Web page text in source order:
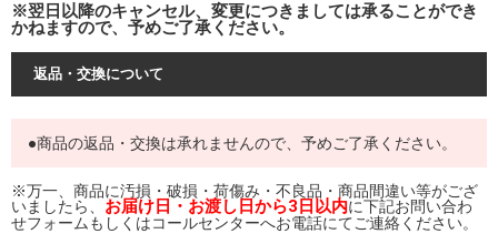
※翌日以降のキャンセル、変更につきましては承ることができ
かねますので、予めご了承ください。
返品・交換について
●商品の返品・交換は承れませんので、予めご了承ください。
※万一、商品に汚損・破損・荷傷み・不良品・商品間違い等がござ
いましたら、 お届け日・お渡し日から3日以内に下記お問い合わ
せフォームもしくはコールセンターへお電話にてご連絡ください。